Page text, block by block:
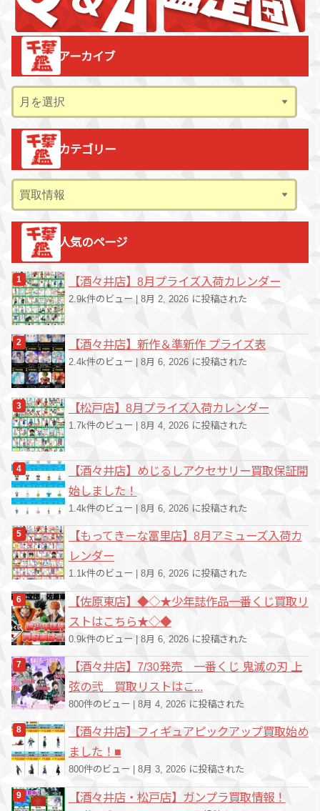
アーカイブ
ー
カ
カテゴリー
カ
テ
ゴ
人気のページ
【酒々井店】8月プライズ入荷カレンダー
2.9k件のビュー 8月 2, 2026 に投稿された
【酒々井店】新作＆準新作 プライズ表
2.4k件のビュー 8月 6, 2026 に投稿された
【松戸店】8月プライズ入荷カレンダー
1.7k件のビュー | 8月 4, 2026 に投稿された
【酒々井店】めじるしアクセサリー買取保証開
始しました！
1.4k件のビュー 8月 6, 2026 に投稿された
【もってきーな冨里店】8月アミューズ入荷カ
レンダー
1.1k件のビュー 8月 6, 2026 に投稿された
【佐原東店】◆◇★少年誌作品一番くじ買取リ
ストはこちら★◇◆
0.9k件のビュー | 8月 6, 2026 に投稿された
【酒々井店】7/30発売 一番くじ 鬼滅の刃 上
弦の弐 買取リストはこ...
800件のビュー 8月 4, 2026 に投稿された
【酒々井店】フィギュアピックアップ買取始め
ました！■
800件のビュー 8月 3, 2026 に投稿された
【酒々井店・松戸店】ガンプラ買取情報！